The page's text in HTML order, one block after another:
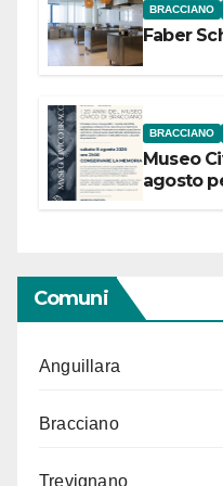
BRACCIANO
Faber
BRACCIANO
Museo
agosto
Comuni
Anguillara
Bracciano
Trevignano